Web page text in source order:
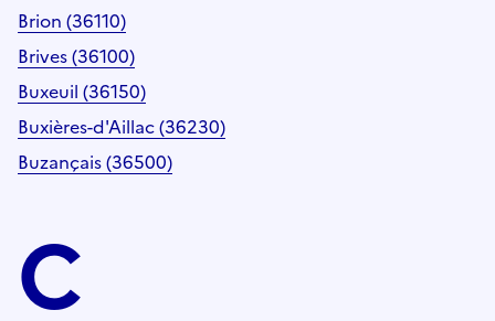
Brion (36110)
Brives (36100)
Buxeuil (36150)
Buxières-d'Aillac (36230)
Buzançais (36500)
C